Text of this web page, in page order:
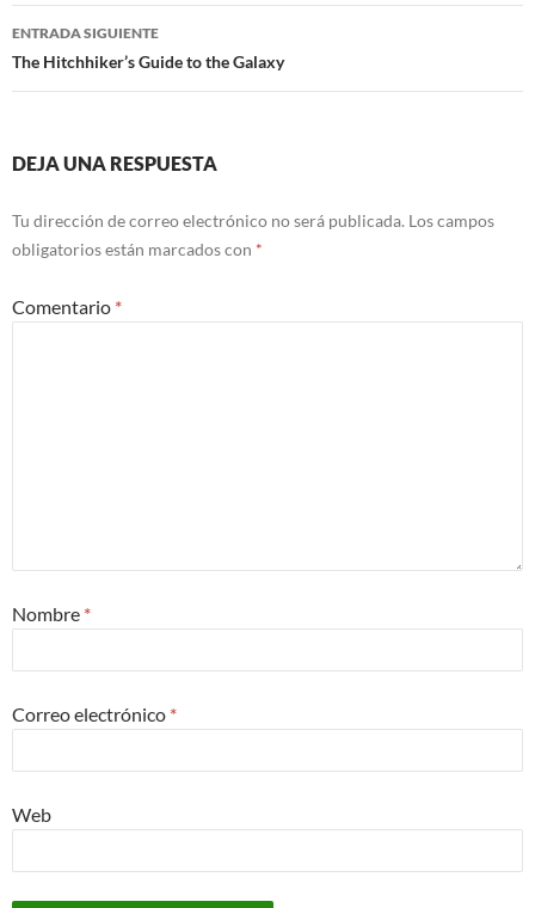
entradas
ENTRADA SIGUIENTE
The Hitchhiker’s Guide to the Galaxy
DEJA UNA RESPUESTA
Tu dirección de correo electrónico no será publicada. Los campos
obligatorios están marcados con *
Comentario *
Nombre *
Correo electrónico *
Web